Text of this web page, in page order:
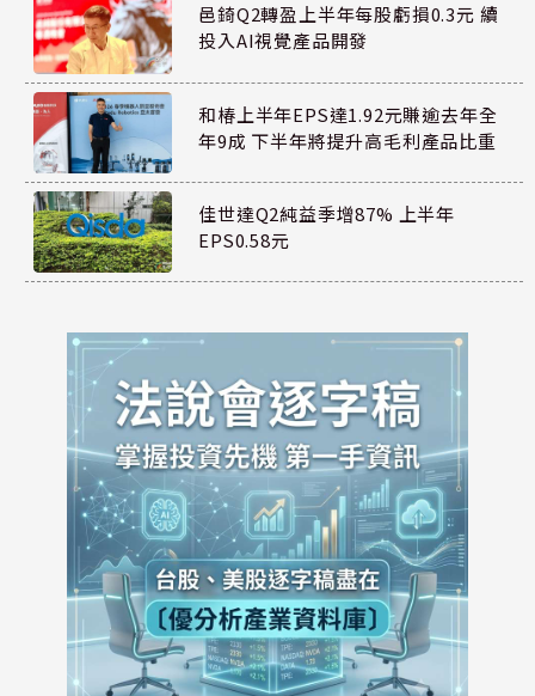
邑錡Q2轉盈上半年每股虧損0.3元 續
投入AI視覺產品開發
和椿上半年EPS達1.92元賺逾去年全
年9成 下半年將提升高毛利產品比重
佳世達Q2純益季增87% 上半年
EPS0.58元